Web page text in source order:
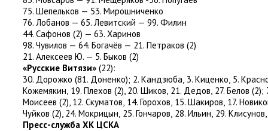
75. Шепельков — 53. Мирошниченко
76. Лобанов — 65. Левитский — 99. Филин
44. Сафонов (2) — 63. Харинов
98. Чувилов — 64. Богачёв — 21. Петраков (2)
21. Алексеев Ю. — 5. Быков (2)
«Русские Витязи» (22):
30. Дорожко (81. Доненко); 2. Кандзюба, 3. Киценко, 5.
Кожемякин, 19. Плехов (2), 20. Шиков, 21. Дедов, 27. Белов (2);
Моисеев (2), 12. Скуматов, 14. Горохов, 15. Шакиров, 17.
Чуйков (2), 24. Мокрицын, 25. Гончаров, 28. Ильин, 29. Клисунов,
Пресс-служба ХК ЦСКА